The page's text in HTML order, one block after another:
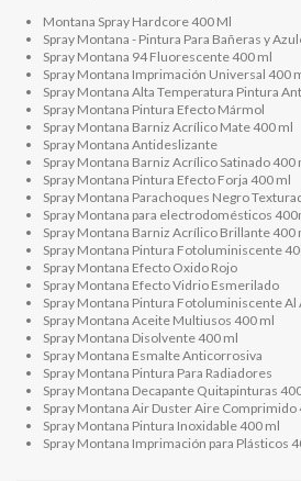
Montana Spray Hardcore 400 Ml
Spray Montana - Pintura Para Bañeras y
Spray Montana 94 Fluorescente 400 ml
Spray Montana Imprimación Universal 400
Spray Montana Alta Temperatura Pintura
Spray Montana Pintura Efecto Mármol
Spray Montana Barniz Acrílico Mate 400 ml
Spray Montana Antideslizante
Spray Montana Barniz Acrílico Satinado 400
Spray Montana Pintura Efecto Forja 400 ml
Spray Montana Parachoques Negro
Spray Montana para electrodomésticos
Spray Montana Barniz Acrílico Brillante 400
Spray Montana Pintura Fotoluminiscente
Spray Montana Efecto Oxido Rojo
Spray Montana Efecto Vidrio Esmerilado
Spray Montana Pintura Fotoluminiscente Al
Spray Montana Aceite Multiusos 400 ml
Spray Montana Disolvente 400 ml
Spray Montana Esmalte Anticorrosiva
Spray Montana Pintura Para Radiadores
Spray Montana Decapante Quitapinturas
Spray Montana Air Duster Aire Comprimido
Spray Montana Pintura Inoxidable 400 ml
Spray Montana Imprimación para Plásticos